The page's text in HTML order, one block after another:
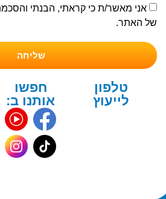
אני מאשר/ת כי קראתי, הבנתי
של האתר.
שליחה
טלפון
לייעוץ
חפשו
אותנו ב: